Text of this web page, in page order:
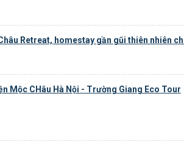
Retreat, homestay gần gũi thiên nhiên
Mộc CHâu Hà Nội - Trường Giang Eco Tour